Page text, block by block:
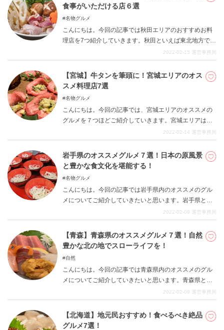
食事がいただける店６選
名物グルメ
こんにちは。今回の記事では秋田エリアのおすすめお料
理店を7つ紹介していきます。秋田といえば東北地方でも
屈指のグルメが盛んな土地柄で、多くの方がわざわざ足
を運んでその魅力に触れられます。名物と呼べる定番グ
ルメから、観光客の方にはあまり知名度のない知られざ
るグルメまで、幅広いものをご紹介していきます。是非
2022-02-15 運営事務局
【宮城】牛タンを筆頭に！宮城エリアのオス
スメ料理店7選
名物グルメ
こんにちは。今回の記事では、宮城エリアのオススメの
グルメを７つほどご紹介していきます。宮城エリアは牛
タンがまずは有名な土地柄として知られています。しか
しながら、他にも気候や風土を活かした、地物ならでは
のグルメなども人気。様々な必見グルメが多数取り揃え
られているのです。 宮城県へお越しの際は、様々なグル
2022-02-14 運営事務局
岩手県のオススメグルメ７選！日本の原風景
と豊かな食文化を堪能する！
名物グルメ
こんにちは。今回の記事では岩手県内のオススメのグル
メについてご紹介していきたいと思います。岩手県と言
えば、日本でも屈指の原風景が残っている土地となって
います。豊かな自然と昔ながらの伝統的な食文化が残っ
ていて、まさに日本人の郷土魂をくすぐるスポットで
す。岩手県にルーツがない方にとっても、非常に親しみ
がれてきた素晴らしい食文化を是非ご堪能下さい。観光
客の方はこちらの記事をご参考に、楽しい岩手観光をお
2022-02-09 運営事務局
【青森】青森県のオススメグルメ７選！自然
豊かな北の地でスローライフを！
自然
こんにちは。今回の記事では青森県内のオススメのグル
メについてご紹介していきたいと思います。青森県と言
えば、真っ先にりんごを思い出される方も多いことかと
思われます。しかし、そんな陰に隠れた魅力的なお料理
が多数取り揃えられています。 今回の記事では、そんな
青森県内のオススメグルメをご紹介します。観光客の方
2022-02-09 運営事務局
【北海道】地元民おすすめ！食べるべき絶品
グルメ7選！